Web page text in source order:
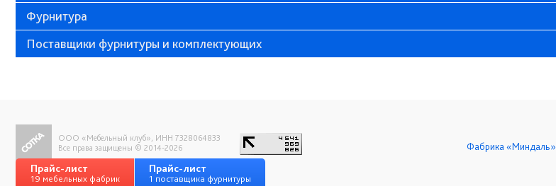
Фурнитура
Поставщики фурнитуры и комплектующих
ООО «Мебельный клуб», ИНН 7328064833
Все права защищены © 2014-2026
Фабрика «Миндаль»
Прайс-лист
19 мебельных фабрик
Прайс-лист
1 поставщика фурнитуры